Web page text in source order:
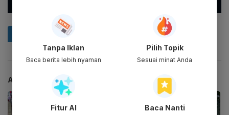
ARTIKEL TERKAIT
Tanpa Iklan
Baca berita lebih nyaman
Pilih Topik
Sesuai minat Anda
Fitur AI Baca Nanti